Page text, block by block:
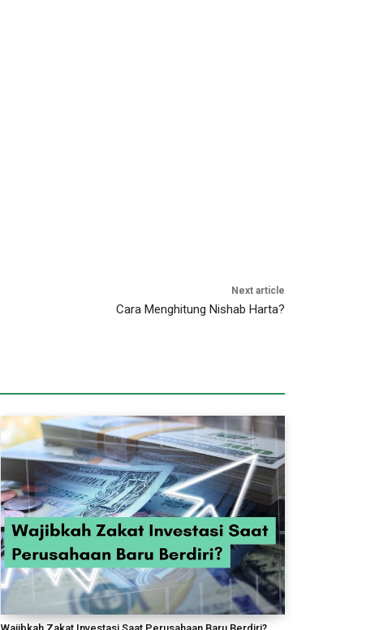
Next article
Cara Menghitung Nishab Harta?